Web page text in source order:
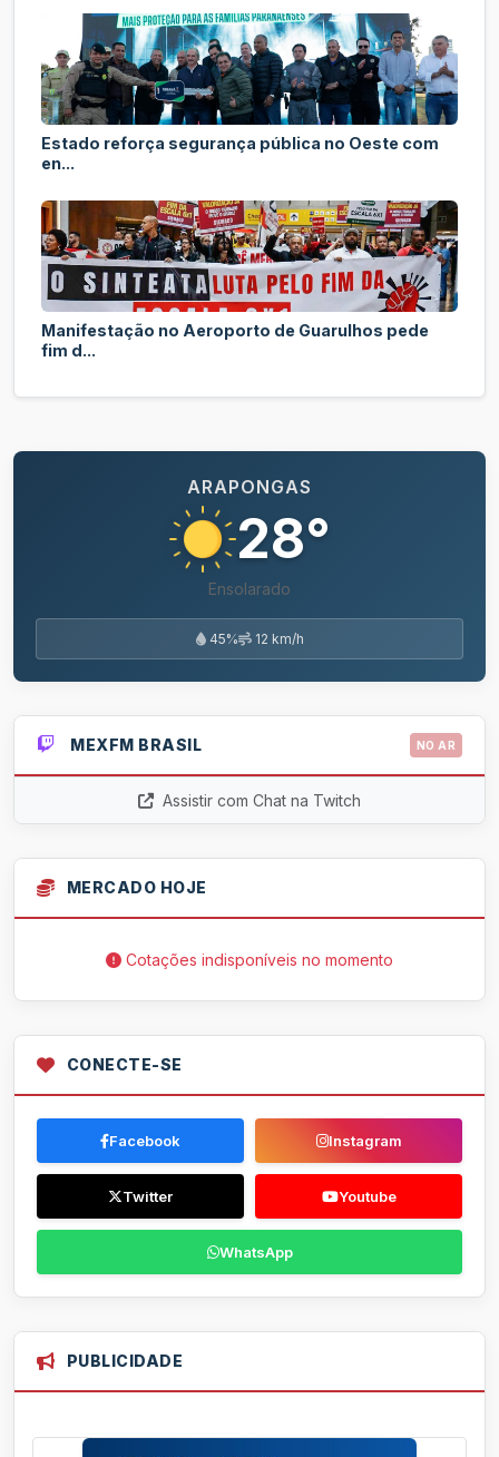
Estado reforça segurança pública no Oeste com
en...
Manifestação no Aeroporto de Guarulhos pede
fim d...
ARAPONGAS
28°
Ensolarado
45% 12 km/h
MEXFM BRASIL NO AR
Assistir com Chat na Twitch
MERCADO HOJE
Cotações indisponíveis no momento
CONECTE-SE
Facebook Instagram
Twitter Youtube
WhatsApp
PUBLICIDADE